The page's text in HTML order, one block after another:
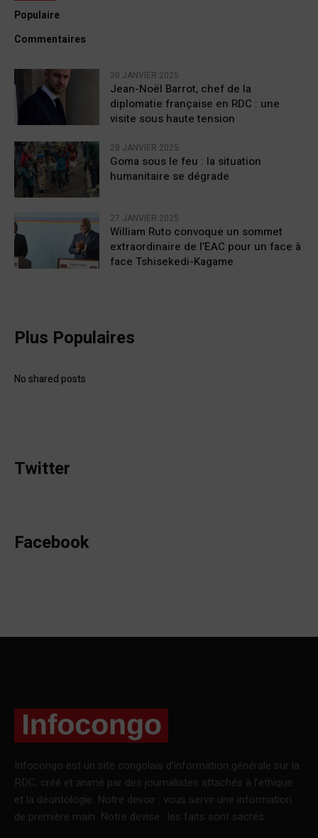
Populaire
Commentaires
30 JANVIER 2025
Jean-Noël Barrot, chef de la
diplomatie française en RDC : une
visite sous haute tension
28 JANVIER 2025
Goma sous le feu : la situation
humanitaire se dégrade
27 JANVIER 2025
William Ruto convoque un sommet
extraordinaire de l’EAC pour un face à
face Tshisekedi-Kagame
Plus Populaires
No shared posts
Twitter
Facebook
Infocongo est un site congolais d’information générale sur la
RDC, créé et animé par des journalistes attachés à l’éthique
et la déontologie. Notre devoir : vous servir une information
de première main. Notre devise : les faits sont sacrés.